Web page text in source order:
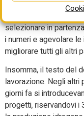
ricetta è semplice
“messa a terra”:
selezionare in
i numeri e agevolare
migliorare tutti gli altri
Insomma, il testo del
lavorazione. Negli
giorni fa si
progetti, riservandovi i